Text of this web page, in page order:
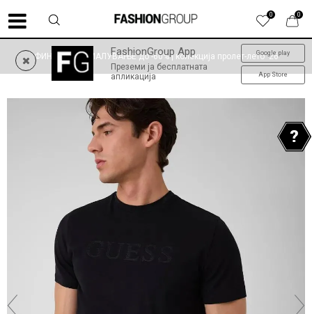
0
0
FashionGroup App
Преземи ја бесплатната
апликација
Google play
App Store
ФИНАЛНО НАМАЛУВАЊЕ до -60% | колекција пролет-лето '26